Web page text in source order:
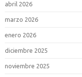
abril 2026
marzo 2026
enero 2026
diciembre 2025
noviembre 2025